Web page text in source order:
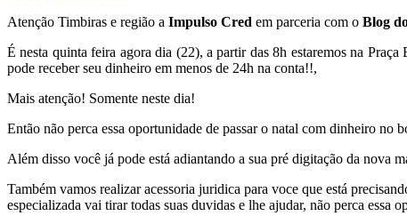
Atenção Timbiras e região a Impulso Cred em parceria com o Blog
É nesta quinta feira agora dia (22), a partir das 8h estaremos na
pode receber seu dinheiro em menos de 24h na conta!!,
Mais atenção! Somente neste dia!
Então não perca essa oportunidade de passar o natal com dinheiro
Além disso você já pode está adiantando a sua pré digitação da nova
Também vamos realizar acessoria juridica para voce que está
especializada vai tirar todas suas duvidas e lhe ajudar, não perca essa